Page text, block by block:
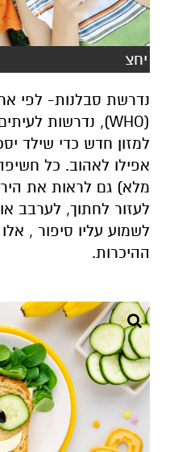
יחצ
נדרשת סבלנות- לפי
למזון חדש כדי שילד
אפילו לאהוב. כל
מלא) גם לראות את
לעזור לחתוך, לערבב
לשמוע עליו סיפור ,
ההיכרות.